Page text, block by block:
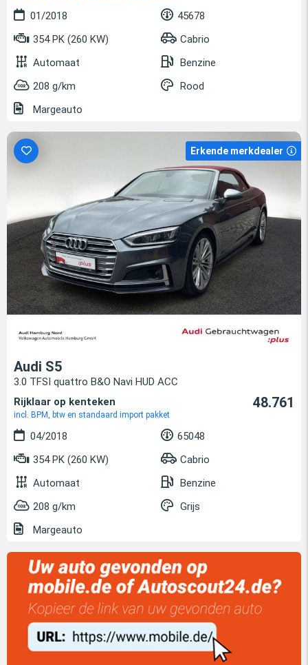
01/2018
45678
354 PK (260 KW)
Cabrio
Automaat
Benzine
208 g/km
Rood
Margeauto
Erkende merkdealer
Audi S5
3.0 TFSI quattro B&O Navi HUD ACC
Rijklaar op kenteken
incl. BPM, btw en standaard import pakket
48.761
04/2018
65048
354 PK (260 KW)
Cabrio
Automaat
Benzine
208 g/km
Grijs
Margeauto